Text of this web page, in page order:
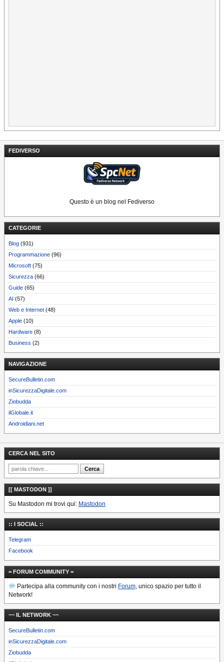
FEDIVERSO
Questo è un blog nel Fediverso
CATEGORIE
Blog (931)
Programmazione (96)
Microsoft (75)
Sicurezza (66)
Guide (65)
AI (57)
Web e Internet (48)
Apple (10)
Hardware (8)
Business (2)
NAVIGAZIONE
SecureBulletin.com
inSicurezzaDigitale.com
Ziobudda
ilGlobale.it
Androidiani.net
CERCA NEL SITO
[[ MASTODON ]]
Su Mastodon mi trovi qui: Mastodon
:: I SOCIAL ::
Telegram
Facebook
= FORUM COMMUNITY =
Partecipa alla community con i nostri Forum, unico spazio per tutto il
Network!
~~ IL NETWORK ~~
SecureBulletin.com
inSicurezzaDigitale.com
Ziobudda